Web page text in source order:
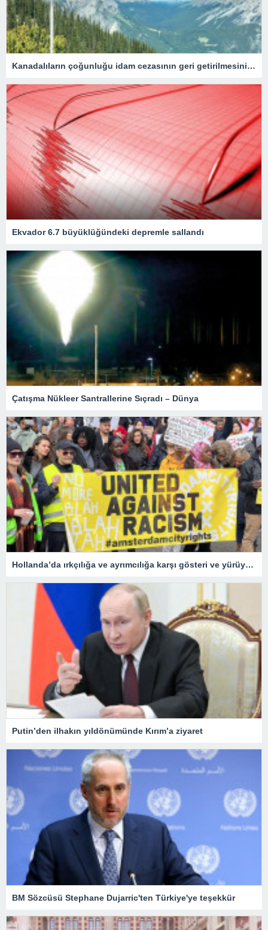
Kanadalıların çoğunluğu idam cezasının geri getirilmesini onaylıyor
Ekvador 6.7 büyüklüğündeki depremle sallandı
Çatışma Nükleer Santrallerine Sıçradı – Dünya
Hollanda’da ırkçılığa ve ayrımcılığa karşı gösteri ve yürüyüş düzenlendi
Putin’den ilhakın yıldönümünde Kırım’a ziyaret
BM Sözcüsü Stephane Dujarric'ten Türkiye'ye teşekkür